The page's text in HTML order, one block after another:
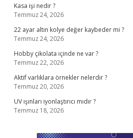
Kasa işi nedir ?
Temmuz 24, 2026
22 ayar altın kolye değer kaybeder mi ?
Temmuz 24, 2026
Hobby çikolata içinde ne var ?
Temmuz 22, 2026
Aktif varlıklara örnekler nelerdir ?
Temmuz 20, 2026
UV ışınları iyonlaştırıcı mıdır ?
Temmuz 18, 2026